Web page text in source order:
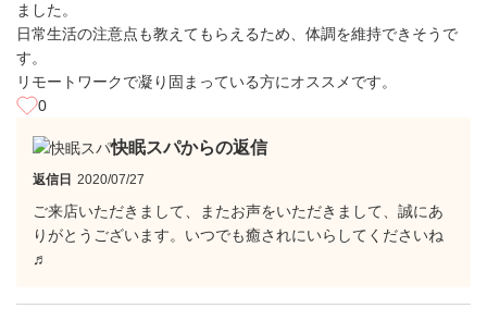
ました。
日常生活の注意点も教えてもらえるため、体調を維持できそうで
す。
リモートワークで凝り固まっている方にオススメです。
0
快眠スパからの返信
返信日 2020/07/27
ご来店いただきまして、またお声をいただきまして、誠にあ
りがとうございます。いつでも癒されにいらしてくださいね
♬